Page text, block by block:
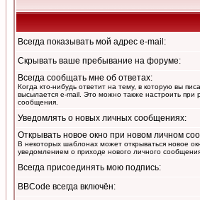
Всегда показывать мой адрес e-mail:
Скрывать ваше пребывание на форуме:
Всегда сообщать мне об ответах:
Когда кто-нибудь ответит на тему, в которую вы
высылается e-mail. Это можно также настроить при
сообщения.
Уведомлять о новых личных сообщениях:
Открывать новое окно при новом личном
В некоторых шаблонах может открываться новое
уведомлением о приходе нового личного
Всегда присоединять мою подпись:
BBCode всегда включён: